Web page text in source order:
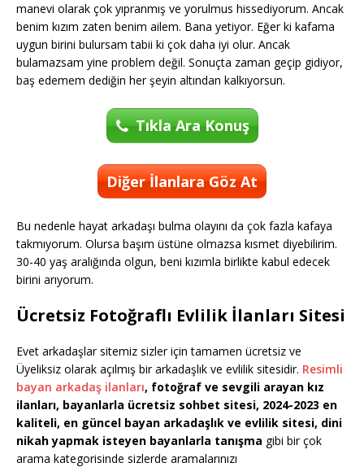
manevi olarak çok yıpranmış ve yorulmus hissediyorum. Ancak
benim kızım zaten benim ailem. Bana yetiyor. Eğer ki kafama
uygun birini bulursam tabii ki çok daha iyi olur. Ancak
bulamazsam yine problem değil. Sonuçta zaman geçip gidiyor,
baş edemem dediğin her şeyin altından kalkıyorsun.
Tıkla Ara Konuş
Diğer İlanlara Göz At
Bu nedenle hayat arkadaşı bulma olayını da çok fazla kafaya
takmıyorum. Olursa başım üstüne olmazsa kısmet diyebilirim.
30-40 yaş aralığında olgun, beni kızımla birlikte kabul edecek
birini arıyorum.
Ücretsiz Fotoğraflı Evlilik İlanları Sitesi
Evet arkadaşlar sitemiz sizler için tamamen ücretsiz ve
Üyeliksiz olarak açılmış bir arkadaşlık ve evlilik sitesidir. Resimli
bayan arkadaş ilanları, fotoğraf ve sevgili arayan kız
ilanları, bayanlarla ücretsiz sohbet sitesi, 2024-2023 en
kaliteli, en güncel bayan arkadaşlık ve evlilik sitesi, dini
nikah yapmak isteyen bayanlarla tanışma gibi bir çok
arama kategorisinde sizlerde aramalarınızı